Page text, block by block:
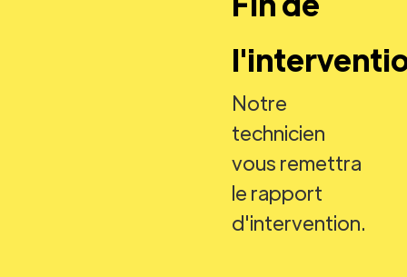
Notre
technicien
vous remettra
le rapport
d'intervention.